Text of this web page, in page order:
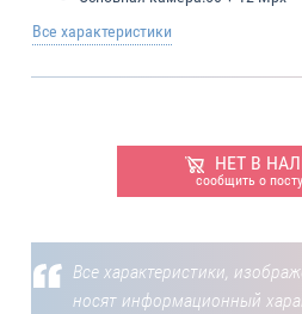
Все характеристики
НЕТ В
сообщить о
Все характеристики,
носят информационный